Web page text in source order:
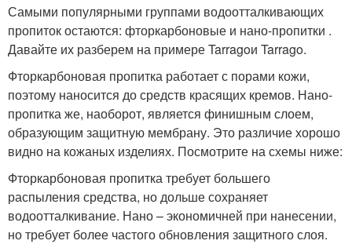
Самыми популярными группами водоотталкивающих
пропиток остаются: фторкарбоновые и нано-пропитки .
Давайте их разберем на примере Tarragoи Tarrago.
Фторкарбоновая пропитка работает с порами кожи,
поэтому наносится до средств красящих кремов. Нано-
пропитка же, наоборот, является финишным слоем,
образующим защитную мембрану. Это различие хорошо
видно на кожаных изделиях. Посмотрите на схемы ниже:
Фторкарбоновая пропитка требует большего
распыления средства, но дольше сохраняет
водоотталкивание. Нано – экономичней при нанесении,
но требует более частого обновления защитного слоя.